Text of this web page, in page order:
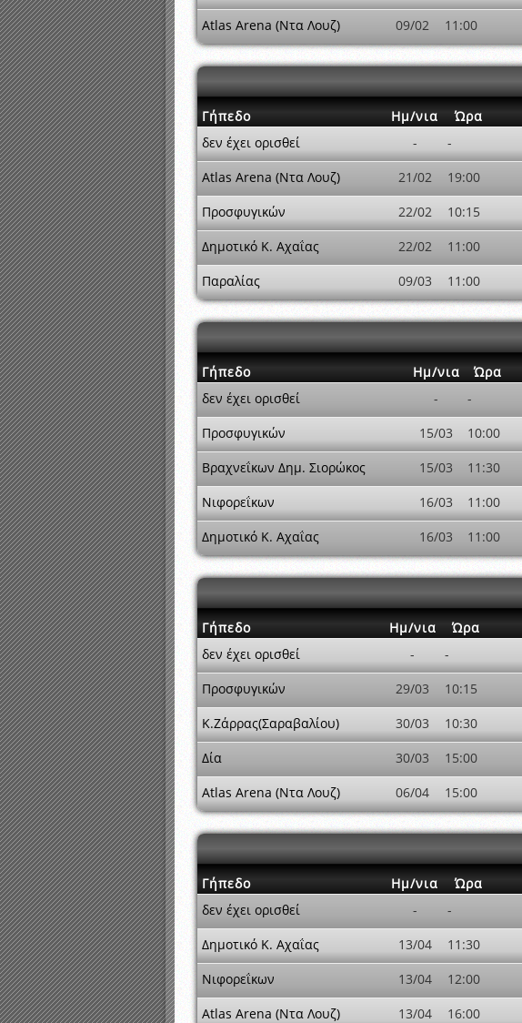
Atlas Arena (Ντα Λουζ)
09/02 11:00
Γήπεδο
Ημ/νια Ώρα
δεν έχει ορισθεί
- -
Atlas Arena (Ντα Λουζ)
21/02 19:00
Προσφυγικών
22/02 10:15
Δημοτικό Κ. Αχαΐας
22/02 11:00
Παραλίας
09/03 11:00
Γήπεδο
Ημ/νια Ώρα
δεν έχει ορισθεί
- -
Προσφυγικών
15/03 10:00
Βραχνεΐκων Δημ. Σιορώκος
15/03 11:30
Νιφορεΐκων
16/03 11:00
Δημοτικό Κ. Αχαΐας
16/03 11:00
Γήπεδο
Ημ/νια Ώρα
δεν έχει ορισθεί
- -
Προσφυγικών
29/03 10:15
Κ.Ζάρρας(Σαραβαλίου)
30/03 10:30
Δία
30/03 15:00
Atlas Arena (Ντα Λουζ)
06/04 15:00
Γήπεδο
Ημ/νια Ώρα
δεν έχει ορισθεί
- -
Δημοτικό Κ. Αχαΐας
13/04 11:30
Νιφορεΐκων
13/04 12:00
Atlas Arena (Ντα Λουζ)
13/04 16:00